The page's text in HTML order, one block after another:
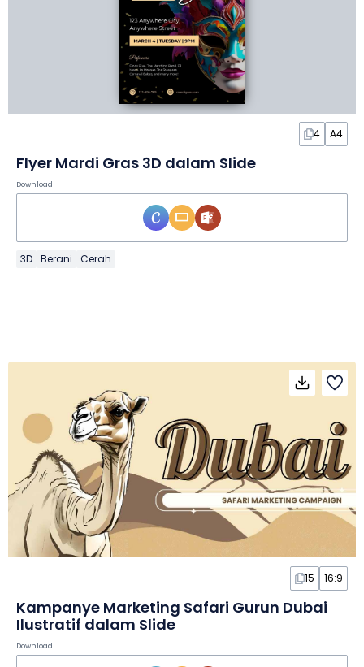
4 A4
Flyer Mardi Gras 3D dalam Slide
Download
3D Berani Cerah
15 16:9
Kampanye Marketing Safari Gurun Dubai
Ilustratif dalam Slide
Download